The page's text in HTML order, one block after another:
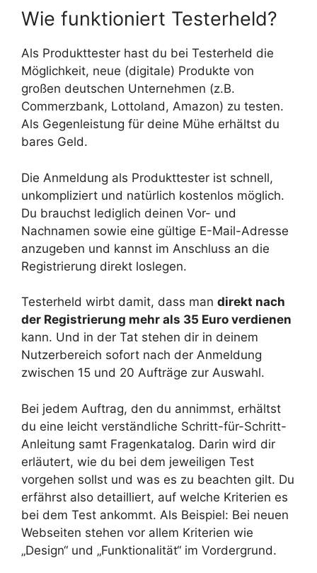
Wie funktioniert Testerheld?
Als Produkttester hast du bei Testerheld die
Möglichkeit, neue (digitale) Produkte von
großen deutschen Unternehmen (z.B.
Commerzbank, Lottoland, Amazon) zu testen.
Als Gegenleistung für deine Mühe erhältst du
bares Geld.
Die Anmeldung als Produkttester ist schnell,
unkompliziert und natürlich kostenlos möglich.
Du brauchst lediglich deinen Vor- und
Nachnamen sowie eine gültige E-Mail-Adresse
anzugeben und kannst im Anschluss an die
Registrierung direkt loslegen.
Testerheld wirbt damit, dass man direkt nach
der Registrierung mehr als 35 Euro verdienen
kann. Und in der Tat stehen dir in deinem
Nutzerbereich sofort nach der Anmeldung
zwischen 15 und 20 Aufträge zur Auswahl.
Bei jedem Auftrag, den du annimmst, erhältst
du eine leicht verständliche Schritt-für-Schritt-
Anleitung samt Fragenkatalog. Darin wird dir
erläutert, wie du bei dem jeweiligen Test
vorgehen sollst und was es zu beachten gilt. Du
erfährst also detailliert, auf welche Kriterien es
bei dem Test ankommt. Als Beispiel: Bei neuen
Webseiten stehen vor allem Kriterien wie
„Design“ und „Funktionalität“ im Vordergrund.